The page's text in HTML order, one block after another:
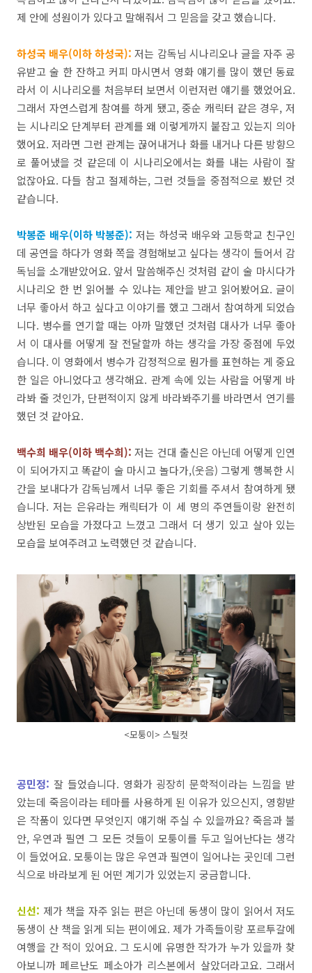
제 안에 성원이가 있다고 말해줘서 그 믿음을 갖고했습니다.
하성국 배우(이하 하성국): 저는 감독님 시나리오나 글을 자주 공
유받고 술 한 잔하고 커피 마시면서 영화 얘기를 많이 했던 동료
라서 이 시나리오를 처음부터 보면서 이런저런 얘기를 했었어요.
그래서 자연스럽게 참여를 하게 됐고, 중순 캐릭터 같은 경우, 저
는 시나리오 단계부터 관계를 왜 이렇게까지 붙잡고 있는지 의아
했어요. 저라면 그런 관계는 끊어내거나 화를 내거나 다른 방향으
로 풀어냈을 것 같은데 이 시나리오에서는 화를 내는 사람이 잘
없잖아요. 다들 참고 절제하는, 그런 것들을 중점적으로 봤던 것
같습니다.
박봉준 배우(이하 박봉준): 저는 하성국 배우와 고등학교 친구인
데 공연을 하다가 영화쪽을 경험해보고 싶다는 생각이 들어서 감
독님을 소개받았어요. 앞서 말씀해주신 것처럼 같이 술 마시다가
시나리오 한 번 읽어볼 수 있냐는 제안을 받고 읽어봤어요. 글이
너무 좋아서 하고 싶다고 이야기를 했고 그래서 참여하게 되었습
니다. 병수를 연기할 때는 아까 말했던 것처럼 대사가 너무 좋아
서 이 대사를 어떻게 잘 전달할까 하는 생각을 가장 중점에 두었
습니다. 이 영화에서 병수가 감정적으로 뭔가를 표현하는 게 중요
한 일은 아니었다고 생각해요. 관계 속에 있는 사람을 어떻게 바
라봐 줄 것인가, 단편적이지 않게 바라봐주기를 바라면서 연기를
했던 것 같아요.
백수희 배우(이하 백수희): 저는 건대 출신은 아닌데 어떻게 인연
이 되어가지고 똑같이 술 마시고 놀다가,(웃음) 그렇게 행복한 시
간을 보내다가 감독님께서 너무 좋은 기회를 주셔서 참여하게 됐
습니다. 저는 은유라는 캐릭터가 이 세 명의 주연들이랑 완전히
상반된 모습을 가졌다고 느꼈고 그래서 더 생기 있고 살아 있는
모습을 보여주려고노력했던 것 같습니다.
<모퉁이> 스틸컷
공민정: 잘 들었습니다. 영화가 굉장히문학적이라는 느낌을 받
았는데 죽음이라는 테마를 사용하게 된 이유가 있으신지, 영향받
은 작품이 있다면 무엇인지 얘기해 주실 수 있을까요? 죽음과 불
안,우연과 필연 그 모든 것들이 모퉁이를 두고 일어난다는 생각
이 들었어요. 모퉁이는 많은 우연과 필연이 일어나는 곳인데 그런
식으로 바라보게 된 어떤 계기가 있었는지 궁금합니다.
신선: 제가 책을 자주 읽는 편은 아닌데 동생이 많이 읽어서 저도
동생이 산 책을 읽게 되는 편이에요. 제가가족들이랑 포르투갈에
여행을 간 적이 있어요.그 도시에 유명한 작가가 누가 있을까 찾
아보니까 페르난도 페소아가 리스본에서 살았더라고요. 그래서